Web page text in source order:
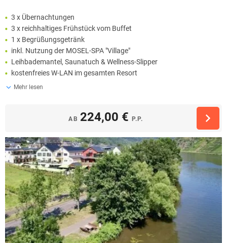
3 x Übernachtungen
3 x reichhaltiges Frühstück vom Buffet
1 x Begrüßungsgetränk
inkl. Nutzung der MOSEL-SPA "Village"
Leihbademantel, Saunatuch & Wellness-Slipper
kostenfreies W-LAN im gesamten Resort
Mehr lesen
AB 224,00 € P.P.